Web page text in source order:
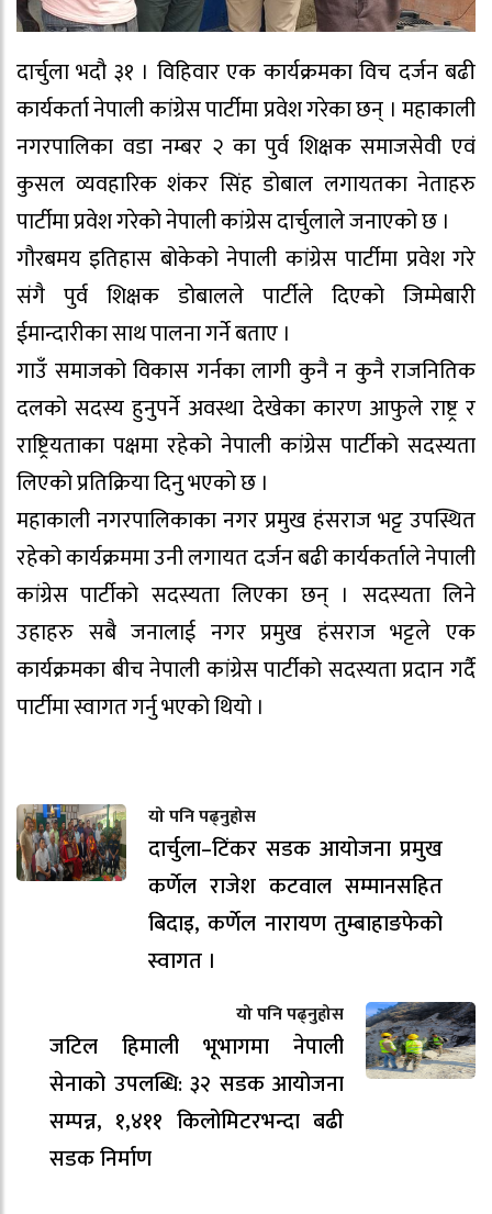
दार्चुला भदौ ३१ । विहिवार एक कार्यक्रमका विच दर्जन बढी
कार्यकर्ता नेपाली कांग्रेस पार्टीमा प्रवेश गरेका छन् । महाकाली
नगरपालिका वडा नम्बर २ का पुर्व शिक्षक समाजसेवी एवं
कुसल व्यवहारिक शंकर सिंह डोबाल लगायतका नेताहरु
पार्टीमा प्रवेश गरेको नेपाली कांग्रेस दार्चुलाले जनाएको छ ।
गौरबमय इतिहास बोकेको नेपाली कांग्रेस पार्टीमा प्रवेश गरे
संगै पुर्व शिक्षक डोबालले पार्टीले दिएको जिम्मेबारी
ईमान्दारीका साथ पालना गर्ने बताए ।
गाउँ समाजको विकास गर्नका लागी कुनै न कुनै राजनितिक
दलको सदस्य हुनुपर्ने अवस्था देखेका कारण आफुले राष्ट्र र
राष्ट्रियताका पक्षमा रहेको नेपाली कांग्रेस पार्टीको सदस्यता
लिएको प्रतिक्रिया दिनु भएको छ ।
महाकाली नगरपालिकाका नगर प्रमुख हंसराज भट्ट उपस्थित
रहेको कार्यक्रममा उनी लगायत दर्जन बढी कार्यकर्ताले नेपाली
कांग्रेस पार्टीको सदस्यता लिएका छन् । सदस्यता लिने
उहाहरु सबै जनालाई नगर प्रमुख हंसराज भट्टले एक
कार्यक्रमका बीच नेपाली कांग्रेस पार्टीको सदस्यता प्रदान गर्दै
पार्टीमा स्वागत गर्नु भएको थियो ।
यो पनि पढ्नुहोस
दार्चुला–टिंकर सडक आयोजना प्रमुख
कर्णेल राजेश कटवाल सम्मानसहित
बिदाइ, कर्णेल नारायण तुम्बाहाङफेको
स्वागत ।
यो पनि पढ्नुहोस
जटिल हिमाली भूभागमा नेपाली
सेनाको उपलब्धि: ३२ सडक आयोजना
सम्पन्न, १,४११ किलोमिटरभन्दा बढी
सडक निर्माण